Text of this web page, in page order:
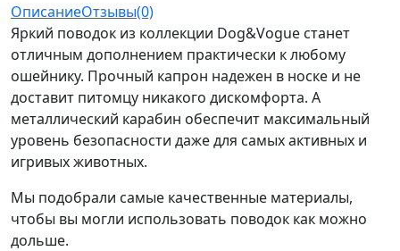
ОписаниеОтзывы(0)
Яркий поводок из коллекции Dog&Vogue станет
отличным дополнением практически к любому
ошейнику. Прочный капрон надежен в носке и не
доставит питомцу никакого дискомфорта. А
металлический карабин обеспечит максимальный
уровень безопасности даже для самых активных и
игривых животных.
Мы подобрали самые качественные материалы,
чтобы вы могли использовать поводок как можно
дольше.